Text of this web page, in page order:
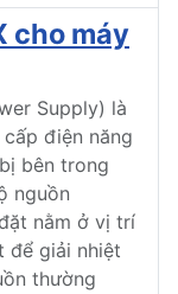
cho máy
Supply) là
điện năng
bên trong
nguồn
nằm ở vị trí
để giải nhiệt
thường